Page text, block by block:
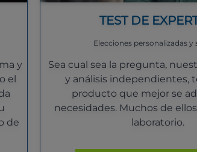
y
el
de
TEST DE
Elecciones personalizadas y
Sea cual sea la pregunta,
y análisis independientes,
producto que mejor se
necesidades. Muchos de
laboratorio.